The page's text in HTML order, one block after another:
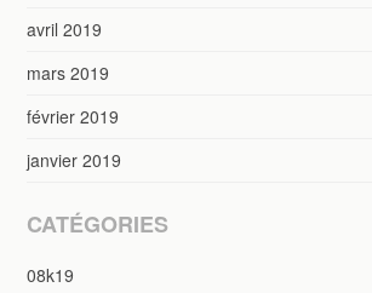
avril 2019
mars 2019
février 2019
janvier 2019
CATÉGORIES
08k19